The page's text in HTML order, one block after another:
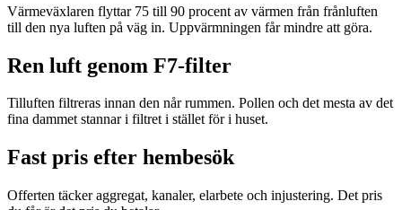
Värmeväxlaren flyttar 75 till 90 procent av värmen från frånluften
till den nya luften på väg in. Uppvärmningen får mindre att göra.
Ren luft genom F7-filter
Tilluften filtreras innan den når rummen. Pollen och det mesta av det
fina dammet stannar i filtret i stället för i huset.
Fast pris efter hembesök
Offerten täcker aggregat, kanaler, elarbete och injustering. Det pris